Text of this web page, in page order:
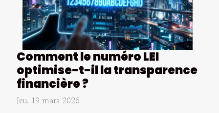
Comment le numéro LEI
optimise-t-il la transparence
financière ?
Jeu. 19 mars 2026